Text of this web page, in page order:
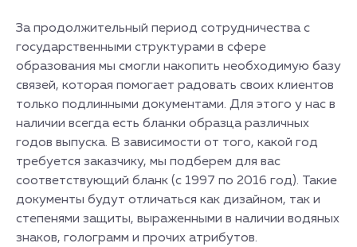
За продолжительный период сотрудничества с
государственными структурами в сфере
образования мы смогли накопить необходимую базу
связей, которая помогает радовать своих клиентов
только подлинными документами. Для этого у нас в
наличии всегда есть бланки образца различных
годов выпуска. В зависимости от того, какой год
требуется заказчику, мы подберем для вас
соответствующий бланк (с 1997 по 2016 год). Такие
документы будут отличаться как дизайном, так и
степенями защиты, выраженными в наличии водяных
знаков, голограмм и прочих атрибутов.